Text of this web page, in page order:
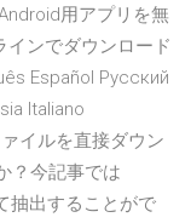
用アプリを無
インでダウンロード
Español Pусский
イルを直接ダウン
？今記事では
抽出することがで